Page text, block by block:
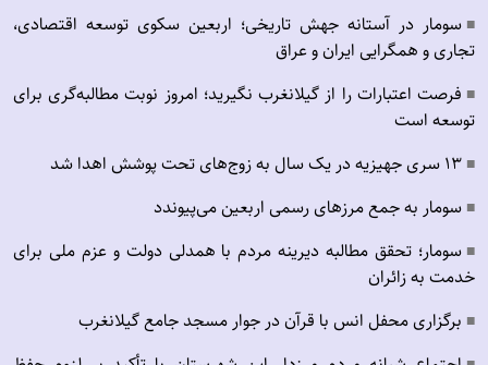
■ سومار در آستانه جهش تاریخی؛ اربعین سکوی توسعه اقتصادی،
تجاری و همگرایی ایران و عراق
■ فرصت اعتبارات را از گیلانغرب نگیرید؛ امروز نوبت مطالبه‌گری برای
توسعه است
■ ۱۳ سری جهیزیه در یک سال به زوج‌های تحت پوشش اهدا شد
■ سومار به جمع مرزهای رسمی اربعین می‌پیوندد
■ سومار؛ تحقق مطالبه دیرینه مردم با همدلی دولت و عزم ملی برای
خدمت به زائران
■ برگزاری محفل انس با قرآن در جوار مسجد جامع گیلانغرب